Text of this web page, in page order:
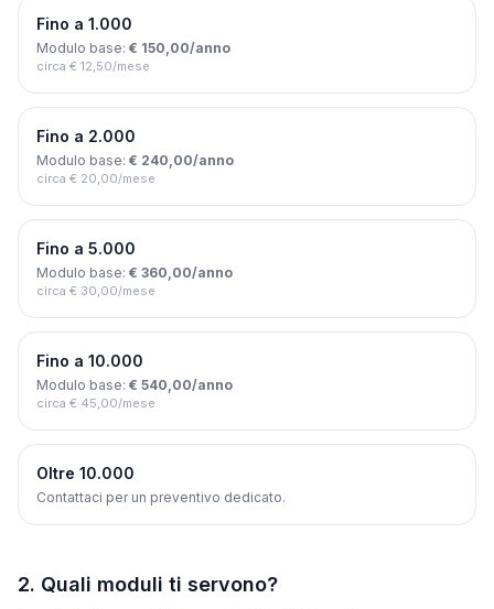
Fino a 1.000
Modulo base: € 150,00/anno
circa € 12,50/mese
Fino a 2.000
Modulo base: € 240,00/anno
circa € 20,00/mese
Fino a 5.000
Modulo base: € 360,00/anno
circa € 30,00/mese
Fino a 10.000
Modulo base: € 540,00/anno
circa € 45,00/mese
Oltre 10.000
Contattaci per un preventivo dedicato.
2. Quali moduli ti servono?